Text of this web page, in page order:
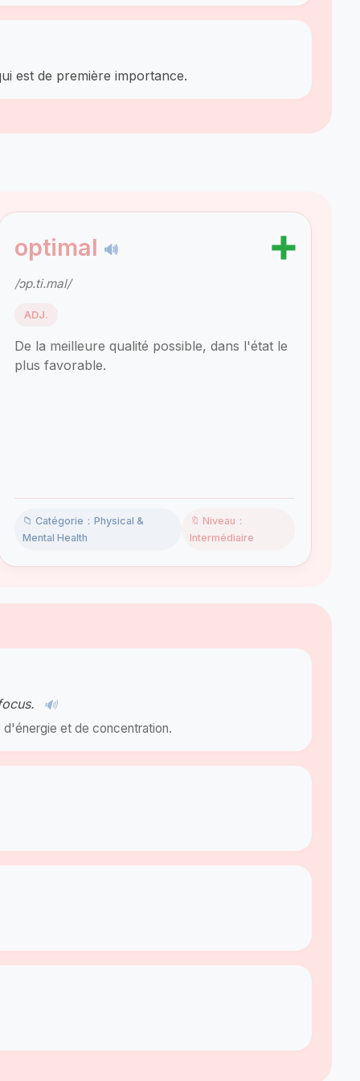
est de première importance.
optimal 🔊 ➕
/ɔp.ti.mal/
ADJ.
De la meilleure qualité possible, dans l'état le
plus favorable.
📁 Catégorie：Physical &
Mental Health
🔖 Niveau：
Intermédiaire
🔊
d'énergie et de concentration.